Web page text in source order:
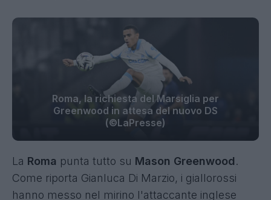
Roma, la richiesta del Marsiglia per
Greenwood in attesa del nuovo DS
(©LaPresse)
La Roma punta tutto su Mason Greenwood.
Come riporta Gianluca Di Marzio, i giallorossi
hanno messo nel mirino l'attaccante inglese